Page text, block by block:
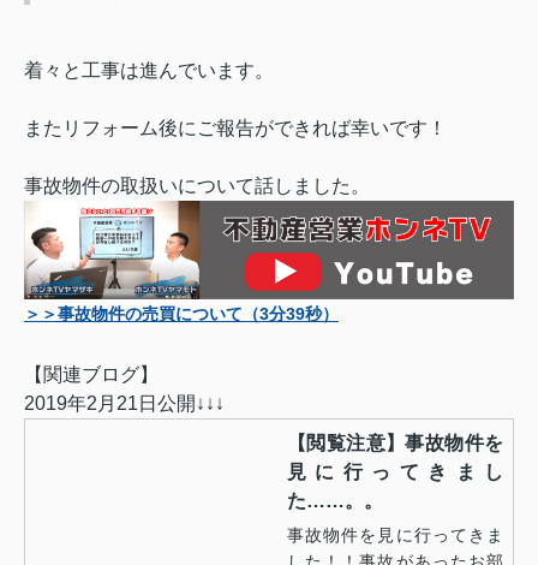
着々と工事は進んでいます。
またリフォーム後にご報告ができれば幸いです！
事故物件の取扱いについて話しました。
＞＞事故物件の売買について（3分39秒）
【関連ブログ】
2019年2月21日公開↓↓↓
【閲覧注意】事故物件を
見に行ってきまし
た……。。
事故物件を見に行ってきま